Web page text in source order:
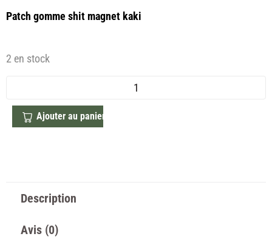
Patch gomme shit magnet kaki
2 en stock
Ajouter au panier
Description
Avis (0)